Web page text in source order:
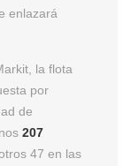
enlazará
la flota
por
de
207
47 en las